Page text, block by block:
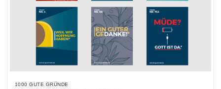
1000 GUTE GRÜNDE